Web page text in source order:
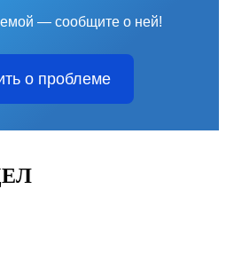
— сообщите о ней!
о проблеме